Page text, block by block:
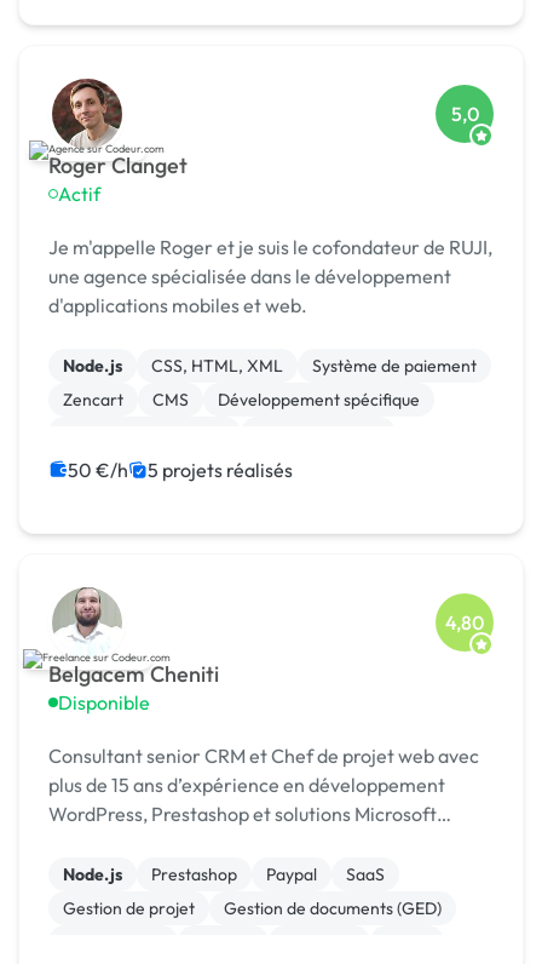
Roger Clanget
Actif
5,0
Je m'appelle Roger et je suis le cofondateur de RUJI,
une agence spécialisée dans le développement
d'applications mobiles et web.
Node.js CSS, HTML, XML
Système de paiement
Zencart
CMS
Développement spécifique
Landing page
Migration ou refonte de site
50 €/h 5 projets réalisés
Belgacem Cheniti
Disponible
4,80
Consultant senior CRM et Chef de projet web avec
plus de 15 ans d’expérience en développement
WordPress, Prestashop et solutions Microsoft
Node.js Prestashop Paypal
SaaS
Gestion de projet
Gestion de documents (GED)